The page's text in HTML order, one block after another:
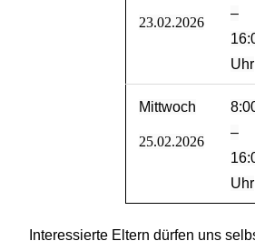
23.02.2026
–
Uhr
Mittwoch
25.02.2026
–
Uhr
Interessierte Eltern dürfen uns